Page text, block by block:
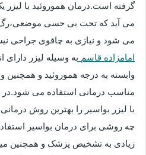
گرفته است.درمان هموروئید با
می آید که تحت بی حسی
می شود و نیازی به چاقوی جراحی
امامزاده قاسم به وسیله لیزر
وابسته به درجه هموروئید و همچنین
مناسب درمانی استفاده می
با لیزر بواسیر را بهترین روش
چه روشی برای درمان بواسیر
زیادی به تشخیص پزشک و همچنین